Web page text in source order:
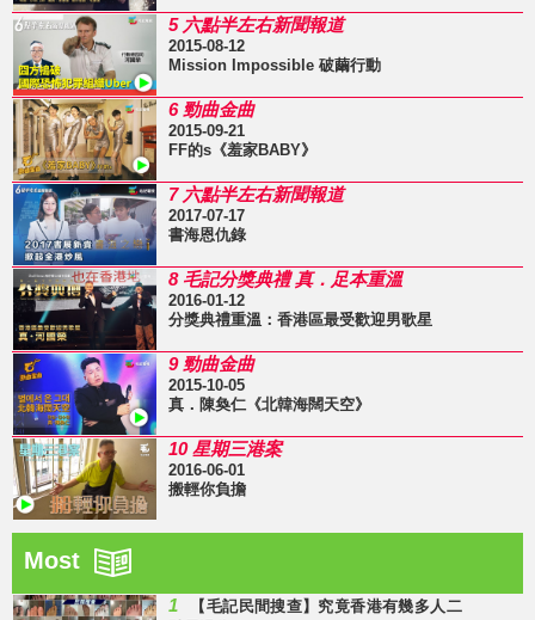
5 六點半左右新聞報道
2015-08-12
Mission Impossible 破繭行動
6 勁曲金曲
2015-09-21
FF的s《羞家BABY》
7 六點半左右新聞報道
2017-07-17
書海恩仇錄
8 毛記分獎典禮 真．足本重溫
2016-01-12
分獎典禮重溫：香港區最受歡迎男歌星
9 勁曲金曲
2015-10-05
真．陳奐仁《北韓海闊天空》
10 星期三港案
2016-06-01
搬輕你負擔
Most
1
【毛記民間搜查】究竟香港有幾多人二